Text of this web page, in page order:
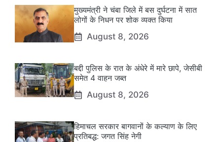
मुख्यमंत्री ने चंबा जिले में बस दुर्घटना में सात
लोगों के निधन पर शोक व्यक्त किया
August 8, 2026
बद्दी पुलिस के रात के अंधेरे में मारे छापे, जेसीबी
समेत 4 वाहन जब्त
August 8, 2026
हिमाचल सरकार बागवानों के कल्याण के लिए
प्रतिबद्ध: जगत सिंह नेगी